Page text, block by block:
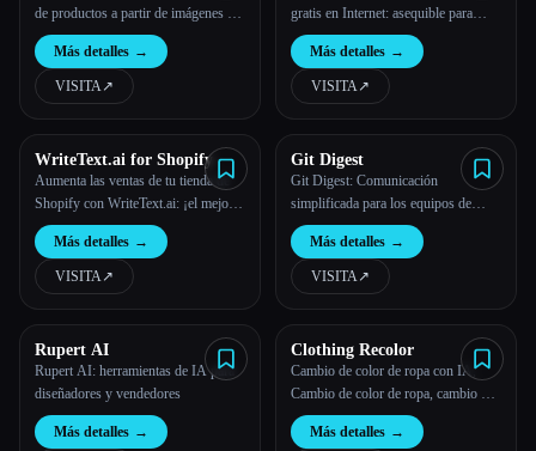
de productos a partir de imágenes sin
escribir ni una palabra.
Más detalles →
VISITA↗︎
gratis en Internet: asequible para
vendedores en línea y
emprendedores
Más detalles →
VISITA↗︎
WriteText.ai for Shopify
Aumenta las ventas de tu tienda de
Shopify con WriteText.ai: ¡el mejor
generador de descripciones de
productos impulsado por la IA!
Más detalles →
VISITA↗︎
Git Digest
Git Digest: Comunicación
simplificada para los equipos de
desarrollo de software
Más detalles →
VISITA↗︎
Rupert AI
Rupert AI: herramientas de IA para
diseñadores y vendedores
Más detalles →
Clothing Recolor
Cambio de color de ropa con IA,
Cambio de color de ropa, cambio de
color con IA
Más detalles →